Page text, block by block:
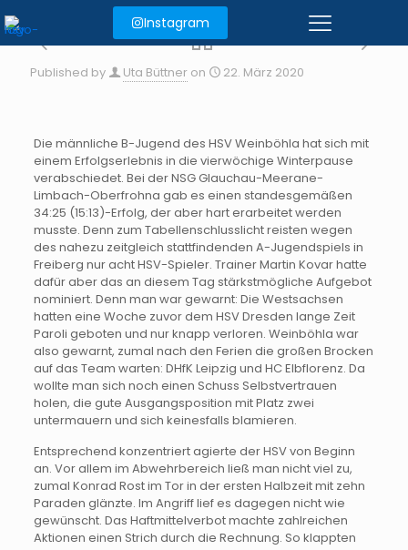
Instagram
Published by Uta Büttner on 22. März 2020
Die männliche B-Jugend des HSV Weinböhla hat sich mit
einem Erfolgserlebnis in die vierwöchige Winterpause
verabschiedet. Bei der NSG Glauchau-Meerane-
Limbach-Oberfrohna gab es einen standesgemäßen
34:25 (15:13)-Erfolg, der aber hart erarbeitet werden
musste. Denn zum Tabellenschlusslicht reisten wegen
des nahezu zeitgleich stattfindenden A-Jugendspiels in
Freiberg nur acht HSV-Spieler. Trainer Martin Kovar hatte
dafür aber das an diesem Tag stärkstmögliche Aufgebot
nominiert. Denn man war gewarnt: Die Westsachsen
hatten eine Woche zuvor dem HSV Dresden lange Zeit
Paroli geboten und nur knapp verloren. Weinböhla war
also gewarnt, zumal nach den Ferien die großen Brocken
auf das Team warten: DHfK Leipzig und HC Elbflorenz. Da
wollte man sich noch einen Schuss Selbstvertrauen
holen, die gute Ausgangsposition mit Platz zwei
untermauern und sich keinesfalls blamieren.
Entsprechend konzentriert agierte der HSV von Beginn
an. Vor allem im Abwehrbereich ließ man nicht viel zu,
zumal Konrad Rost im Tor in der ersten Halbzeit mit zehn
Paraden glänzte. Im Angriff lief es dagegen nicht wie
gewünscht. Das Haftmittelverbot machte zahlreichen
Aktionen einen Strich durch die Rechnung. So klappten